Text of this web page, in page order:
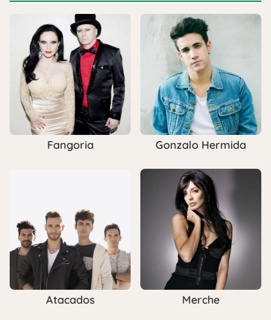
Fangoria Gonzalo Hermida
Atacados Merche